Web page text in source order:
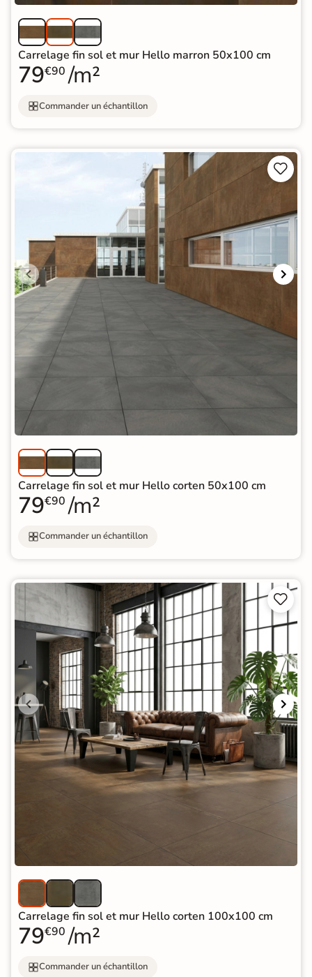
Carrelage fin sol et mur Hello marron 50x100 cm
79€90 /m²
Commander un échantillon


Carrelage fin sol et mur Hello corten 50x100 cm
79€90 /m²
Commander un échantillon


Carrelage fin sol et mur Hello corten 100x100 cm
79€90 /m²
Commander un échantillon